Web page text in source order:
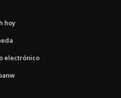
hoy
electrónico